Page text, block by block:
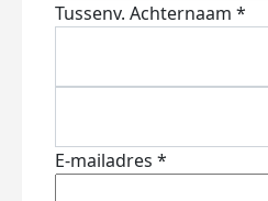
Tussenv. Achternaam *
E-mailadres *